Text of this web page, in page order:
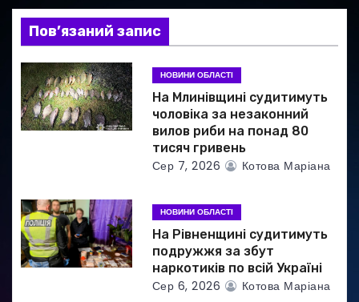
п
и
с
і
Пов’язаний запис
НОВИНИ ОБЛАСТІ
На Млинівщині судитимуть
чоловіка за незаконний
вилов риби на понад 80
тисяч гривень
Сер 7, 2026 Котова Маріана
НОВИНИ ОБЛАСТІ
На Рівненщині судитимуть
подружжя за збут
наркотиків по всій Україні
Сер 6, 2026 Котова Маріана